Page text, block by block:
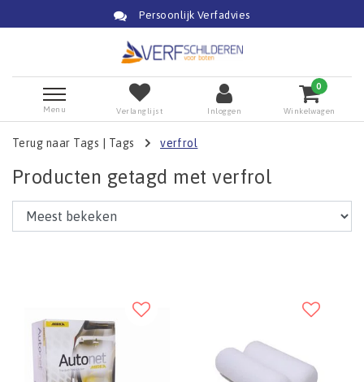
Persoonlijk Verfadvies
Menu Verlanglijst Inloggen
0
Winkelwagen
Terug naar Tags Tags verfrol
Producten getagd met verfrol